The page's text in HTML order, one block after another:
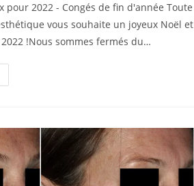
pour 2022 - Congés de fin d'année Toute
vous souhaite un joyeux Noël et
!Nous sommes fermés du…